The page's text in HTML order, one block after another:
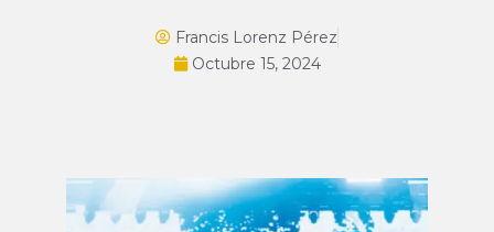
Francis Lorenz Pérez
Octubre 15, 2024